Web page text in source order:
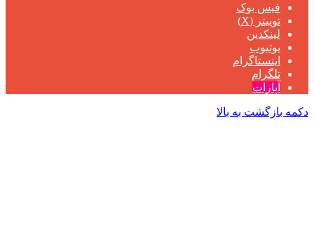
فیس بوک
توییتر (X)
لینکدین
یوتیوب
اینستاگرام
تلگرام
آپارات
دکمه بازگشت به بالا